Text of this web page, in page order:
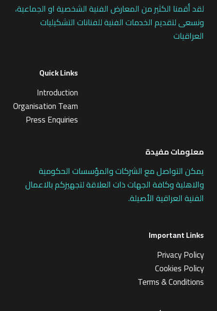
لقد أقمنا الكثير من المعارض الفنية الشخصية او الجماعية،
ونسعى لتقديم الخدمات الفنية للفنانات التشكيليات
العراقيات
Quick Links
Introduction
Organisation Team
Press Enquiries
معلومات مفيدة
يمكن التواصل مع الشركات والمؤسسات الحكومية
والاهلية وكافة الجهات ذات العلاقة لتجهيزكم بالاعمال
الفنية العراقية الأصيلة.
Important Links
Privacy Policy
Cookies Policy
Terms & Conditions